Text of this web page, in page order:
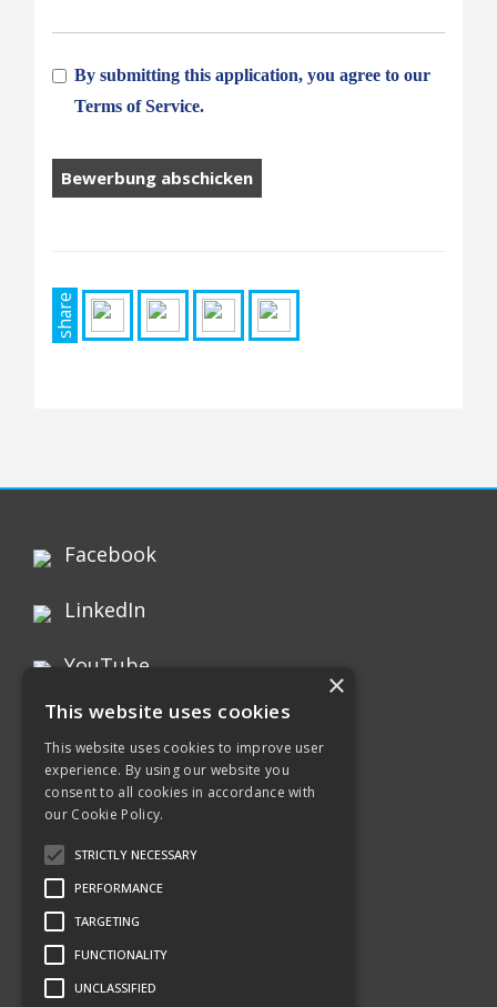
By submitting this application, you agree to our
Terms of Service.
Menschen,
nichts
hinlegen.
share
Facebook
LinkedIn
YouTube
Instagram
Xing page
×
This website uses cookies
This website uses cookies to improve user
experience. By using our website you
consent to all cookies in accordance with
our Cookie Policy.
STRICTLY NECESSARY
PERFORMANCE
TARGETING
FUNCTIONALITY
UNCLASSIFIED